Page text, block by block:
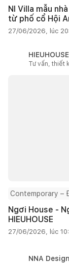
NI Villa mẫu
từ phố cổ Hội
27/06/2026, lúc
HIEUHOUSE
Tư vấn, thiết
Contemporary –
Ngơi House -
HIEUHOUSE
27/06/2026, lúc
NNA Design